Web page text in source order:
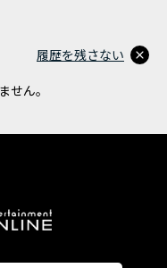
せん。
履歴を残さない